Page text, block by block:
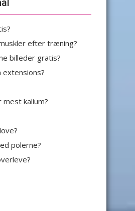
efter træning?
billeder gratis?
extensions?
kalium?
polerne?